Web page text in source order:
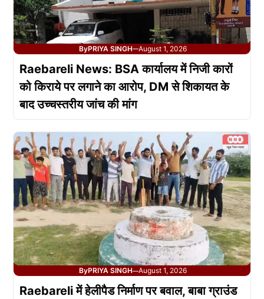
ByPRIYA SINGH—August 1, 2026
Raebareli News: BSA कार्यालय में निजी कारों
को किराये पर लगाने का आरोप, DM से शिकायत के
बाद उच्चस्तरीय जांच की मांग
ByPRIYA SINGH—August 1, 2026
Raebareli में हेलीपैड निर्माण पर बवाल, बाबा ग्राउंड